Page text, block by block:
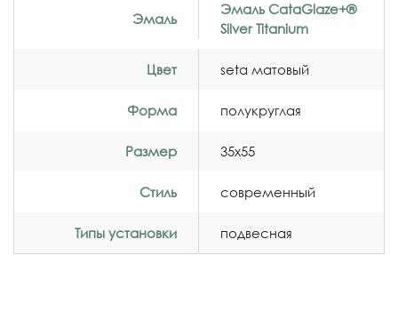
Эмаль
Эмаль CataGlaze+®
Silver Titanium
Цвет seta матовый
Форма полукруглая
Размер 35x55
Стиль современный
Типы установки подвесная